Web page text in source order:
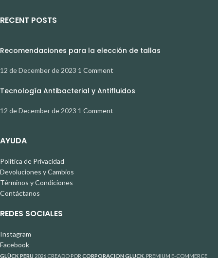
RECENT POSTS
Recomendaciones para la elección de tallas
12 de December de 2023 1 Comment
Tecnología Antibacterial y Antifluidos
12 de December de 2023 1 Comment
AYUDA
Política de Privacidad
Devoluciones y Cambios
Términos y Condiciones
Contáctanos
REDES SOCIALES
Instagram
Facebook
GLÜCK PERU 2026 CREADO POR CORPORACION GLUCK . PREMIUM E-COMMERCE